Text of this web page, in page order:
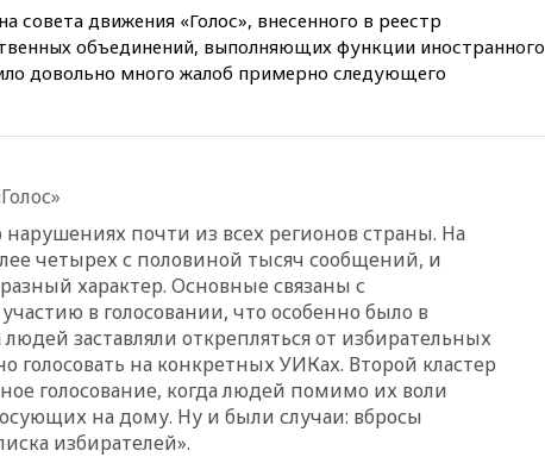
за утро 85 БПЛА над
территорией РФ
09:25Ильский НПЗ на Кубани
08:42Силы ПВО сбили почти
400 БПЛА над российскими
регионами
08:16Лукашенко призвал
белорусов покупать избы в
селах
07:30Нигерия стала
крупнейшим поставщиком
авиатоплива в Европу
совета движения «Голос», внесенного в реестр
объединений, выполняющих функции иностранного
довольно много жалоб примерно следующего
почти из всех регионов страны. На
четырех с половиной тысяч сообщений, и
характер. Основные связаны с
в голосовании, что особенно было в
заставляли открепляться от избирательных
голосовать на конкретных УИКах. Второй кластер
голосование, когда людей помимо их воли
на дому. Ну и были случаи: вбросы
избирателей».